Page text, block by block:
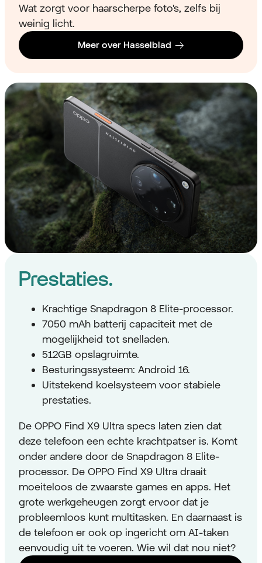
Wat zorgt voor haarscherpe foto's, zelfs bij
weinig licht.
Meer over Hasselblad
Prestaties.
Krachtige Snapdragon 8 Elite-processor.
7050 mAh batterij capaciteit met de
mogelijkheid tot snelladen.
512GB opslagruimte.
Besturingssysteem: Android 16.
Uitstekend koelsysteem voor stabiele
prestaties.
De OPPO Find X9 Ultra specs laten zien dat
deze telefoon een echte krachtpatser is. Komt
onder andere door de Snapdragon 8 Elite-
processor. De OPPO Find X9 Ultra draait
moeiteloos de zwaarste games en apps. Het
grote werkgeheugen zorgt ervoor dat je
probleemloos kunt multitasken. En daarnaast is
de telefoon er ook op ingericht om AI-taken
eenvoudig uit te voeren. Wie wil dat nou niet?